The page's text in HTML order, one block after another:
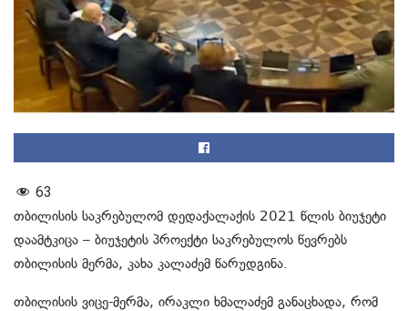
63
თბილისის საკრებულომ დედაქალაქის 2021 წლის ბიუჯეტი
დაამტკიცა – ბიუჯეტის პროექტი საკრებულოს წევრებს
თბილისის მერმა, კახა კალაძემ წარუდგინა.
თბილისის ვიცე-მერმა, ირაკლი ხმალაძემ განაცხადა, რომ